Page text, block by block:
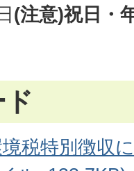
(注意)祝日・
税特別徴収